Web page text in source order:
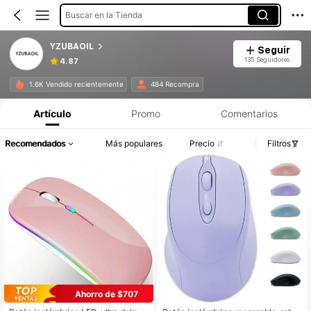
Buscar en la Tienda
YZUBAOIL
4.87
Seguir
135 Seguidores
1.6K Vendido recientemente 484 Recompra
Artículo Promo Comentarios
Recomendados Más populares Precio Filtros
Ahorro de $707